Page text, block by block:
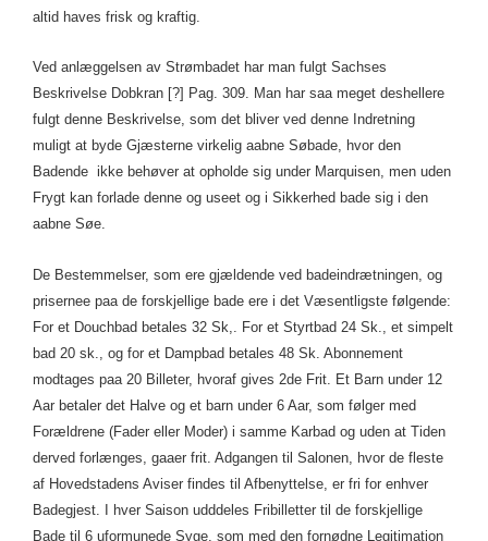
altid haves frisk og kraftig.
Ved anlæggelsen av Strømbadet har man fulgt Sachses
Beskrivelse Dobkran [?] Pag. 309. Man har saa meget deshellere
fulgt denne Beskrivelse, som det bliver ved denne Indretning
muligt at byde Gjæsterne virkelig aabne Søbade, hvor den
Badende ikke behøver at opholde sig under Marquisen, men uden
Frygt kan forlade denne og useet og i Sikkerhed bade sig i den
aabne Søe.
De Bestemmelser, som ere gjældende ved badeindrætningen, og
prisernee paa de forskjellige bade ere i det Væsentligste følgende:
For et Douchbad betales 32 Sk,. For et Styrtbad 24 Sk., et simpelt
bad 20 sk., og for et Dampbad betales 48 Sk. Abonnement
modtages paa 20 Billeter, hvoraf gives 2de Frit. Et Barn under 12
Aar betaler det Halve og et barn under 6 Aar, som følger med
Forældrene (Fader eller Moder) i samme Karbad og uden at Tiden
derved forlænges, gaaer frit. Adgangen til Salonen, hvor de fleste
af Hovedstadens Aviser findes til Afbenyttelse, er fri for enhver
Badegjest. I hver Saison udddeles Fribilletter til de forskjellige
Bade til 6 uformunede Syge, som med den fornødne Legitimation